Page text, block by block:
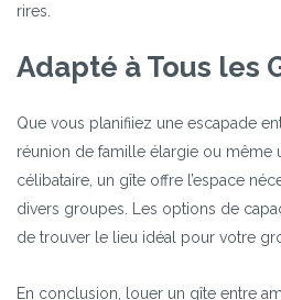
rires.
Adapté à Tous les
Que vous planifiiez une escapade
réunion de famille élargie ou même
célibataire, un gîte offre l’espace
divers groupes. Les options de
de trouver le lieu idéal pour votre
En conclusion, louer un gîte entre